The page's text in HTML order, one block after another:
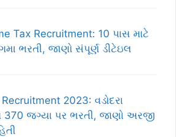
Tax Recruitment: 10 પાસ માટે
ભરતી, જાણો સંપૂર્ણ ડીટેઇલ
2023: વડોદરા
370 જગ્યા પર ભરતી, જાણો અરજી